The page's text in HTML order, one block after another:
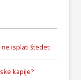
isplati štedeti
kapije?